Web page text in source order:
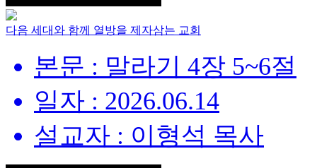
다음 세대와 함께 열방을 제자삼는 교회
본문 : 말라기 4장 5~6절
일자 : 2026.06.14
설교자 : 이형석 목사